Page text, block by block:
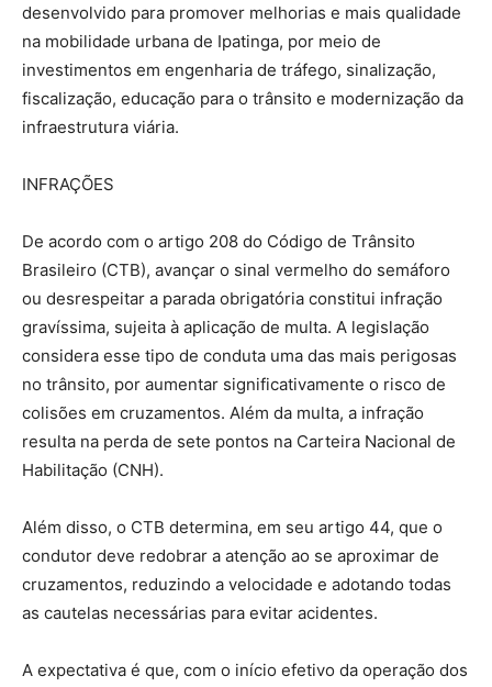
desenvolvido para promover melhorias e mais qualidade
na mobilidade urbana de Ipatinga, por meio de
investimentos em engenharia de tráfego, sinalização,
fiscalização, educação para o trânsito e modernização da
infraestrutura viária.
INFRAÇÕES
De acordo com o artigo 208 do Código de Trânsito
Brasileiro (CTB), avançar o sinal vermelho do semáforo
ou desrespeitar a parada obrigatória constitui infração
gravíssima, sujeita à aplicação de multa. A legislação
considera esse tipo de conduta uma das mais perigosas
no trânsito, por aumentar significativamente o risco de
colisões em cruzamentos. Além da multa, a infração
resulta na perda de sete pontos na Carteira Nacional de
Habilitação (CNH).
Além disso, o CTB determina, em seu artigo 44, que o
condutor deve redobrar a atenção ao se aproximar de
cruzamentos, reduzindo a velocidade e adotando todas
as cautelas necessárias para evitar acidentes.
A expectativa é que, com o início efetivo da operação dos